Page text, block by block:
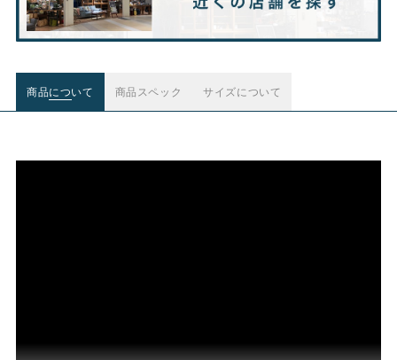
商品について 商品スペック サイズについて